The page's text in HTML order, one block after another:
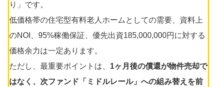
り」です。
低価格帯の住宅型有料老人ホームとしての需要、資料上
のNOI、95%稼働保証、優先出資185,000,000円に対する
価格余力は一定あります。
ただし、最重要ポイントは、 1ヶ月後の償還が物件売却で
はなく、次ファンド「ミドルレール」への組み替えを前